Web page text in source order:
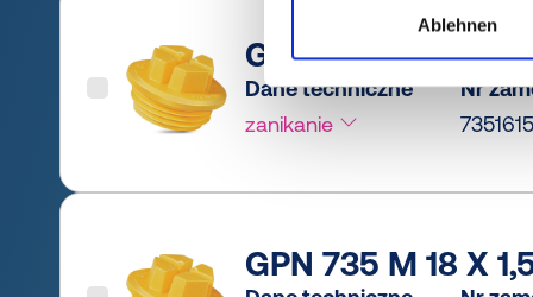
Ablehnen
GPN 735 M 16 X
Dane techniczne
zanikanie
Nr
GPN 735 M 18 X